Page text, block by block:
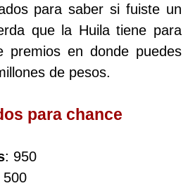
para saber si fuiste un
que la Huila tiene para
premios en donde puedes
de pesos.
para chance
: 950
500